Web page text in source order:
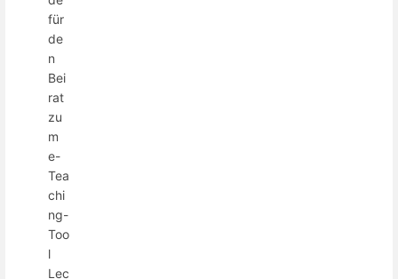
für
de
n
Bei
rat
zu
m
e-
Tea
chi
ng-
Too
l
Lec